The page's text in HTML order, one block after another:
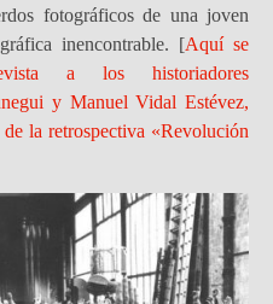
fotográficos de una joven
inencontrable. [Aquí se
a los historiadores
y Manuel Vidal Estévez,
la retrospectiva «Revolución